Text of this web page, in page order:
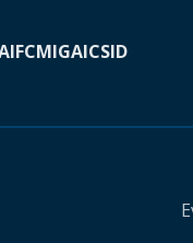
IFCMIGAICSID